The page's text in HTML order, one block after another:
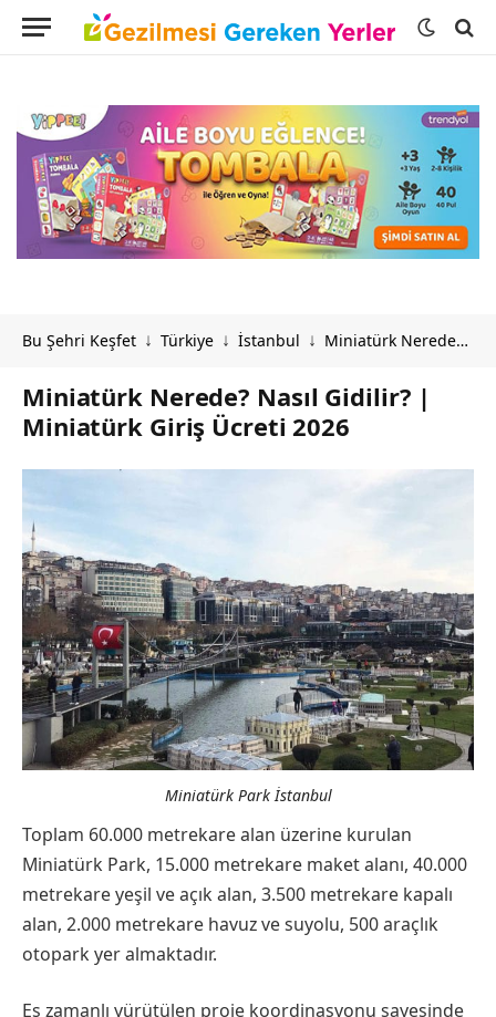
Bu Şehri Keşfet ↓ Türkiye ↓ İstanbul ↓ Miniatürk Nerede? Nasıl Gidilir? | Miniatürk Giriş Ücreti 2026
Miniatürk Nerede? Nasıl Gidilir? |
Miniatürk Giriş Ücreti 2026
Miniatürk Park İstanbul
Toplam 60.000 metrekare alan üzerine kurulan
Miniatürk Park, 15.000 metrekare maket alanı, 40.000
metrekare yeşil ve açık alan, 3.500 metrekare kapalı
alan, 2.000 metrekare havuz ve suyolu, 500 araçlık
otopark yer almaktadır.
Eş zamanlı yürütülen proje koordinasyonu sayesinde